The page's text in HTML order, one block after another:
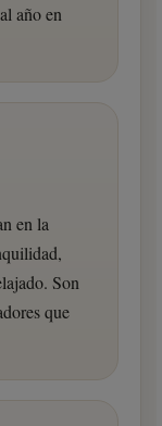
año en
en la
Son
que